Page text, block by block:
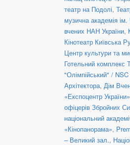
театр на Подолі,
музична академія
вчених НАН України,
Кінотеатр Київська
Центр культури та
Готельний комплекс
"Олімпійський" /
Архітектора, Дім
«Експоцентр
офіцерів Збройних
національний
«Кінопанорама»,
– Великий зал.,